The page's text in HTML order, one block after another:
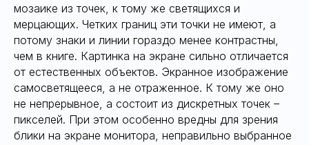
мозаике из точек, к тому же светящихся и
мерцающих. Четких границ эти точки не имеют, а
потому знаки и линии гораздо менее контрастны,
чем в книге. Картинка на экране сильно отличается
от естественных объектов. Экранное изображение
самосветящееся, а не отраженное. К тому же оно
не непрерывное, а состоит из дискретных точек –
пикселей. При этом особенно вредны для зрения
блики на экране монитора, неправильно выбранное